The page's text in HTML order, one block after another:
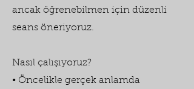
ancak öğrenebilmen için düzenli
seans öneriyoruz.
Nasıl çalışıyoruz?
• Öncelikle gerçek anlamda